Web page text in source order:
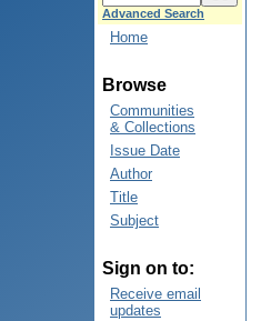
Advanced Search
Home
Browse
Communities
& Collections
Issue Date
Author
Title
Subject
Sign on to:
Receive email
updates